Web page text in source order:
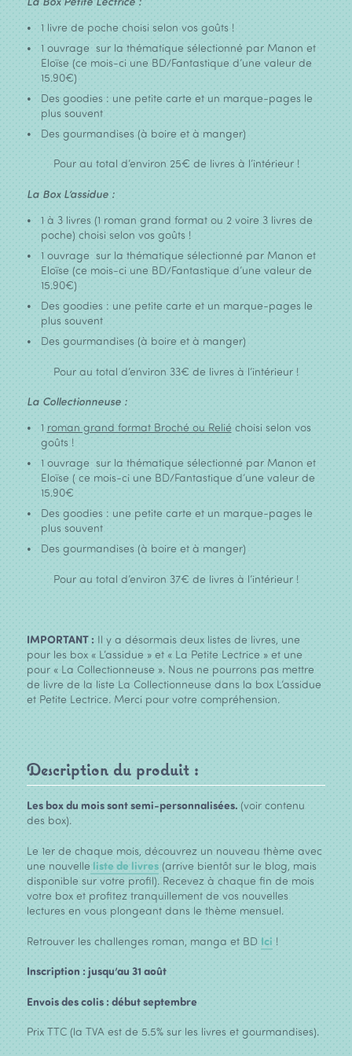
1 livre de poche choisi selon vos goûts !
1 ouvrage sur la thématique sélectionné par Manon et
Eloïse (ce mois-ci une BD/Fantastique d’une valeur de
15.90€)
Des goodies : une petite carte et un marque-pages le
plus souvent
Des gourmandises (à boire et à manger)
Pour au total d’environ 25€ de livres à l’intérieur !
La Box L’assidue :
1 à 3 livres (1 roman grand format ou 2 voire 3 livres de
poche) choisi selon vos goûts !
1 ouvrage sur la thématique sélectionné par Manon et
Eloïse (ce mois-ci une BD/Fantastique d’une valeur de
15.90€)
Des goodies : une petite carte et un marque-pages le
plus souvent
Des gourmandises (à boire et à manger)
Pour au total d’environ 33€ de livres à l’intérieur !
La Collectionneuse :
1 roman grand format Broché ou Relié choisi selon vos
goûts !
1 ouvrage sur la thématique sélectionné par Manon et
Eloïse ( ce mois-ci une BD/Fantastique d’une valeur de
15.90€
Des goodies : une petite carte et un marque-pages le
plus souvent
Des gourmandises (à boire et à manger)
Pour au total d’environ 37€ de livres à l’intérieur !
IMPORTANT : Il y a désormais deux listes de livres, une
pour les box « L’assidue » et « La Petite Lectrice » et une
pour « La Collectionneuse ». Nous ne pourrons pas mettre
de livre de la liste La Collectionneuse dans la box L’assidue
et Petite Lectrice. Merci pour votre compréhension.
Description du produit :
Les box du mois sont semi-personnalisées. (voir contenu
des box).
Le 1er de chaque mois, découvrez un nouveau thème avec
une nouvelle liste de livres (arrive bientôt sur le blog, mais
disponible sur votre profil). Recevez à chaque fin de mois
votre box et profitez tranquillement de vos nouvelles
lectures en vous plongeant dans le thème mensuel.
Retrouver les challenges roman, manga et BD Ici !
Inscription : jusqu’au 31 août
Envois des colis : début septembre
Prix TTC (la TVA est de 5.5% sur les livres et gourmandises).